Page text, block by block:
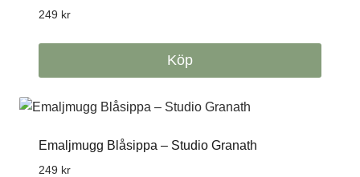
249 kr
Köp
Emaljmugg Blåsippa – Studio Granath
249 kr